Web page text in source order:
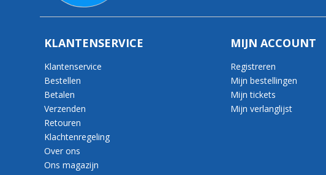
KLANTENSERVICE
Klantenservice
Bestellen
Betalen
Verzenden
Retouren
Klachtenregeling
Over ons
Ons magazijn
MIJN ACCOUNT
Registreren
Mijn bestellingen
Mijn tickets
Mijn verlanglijst